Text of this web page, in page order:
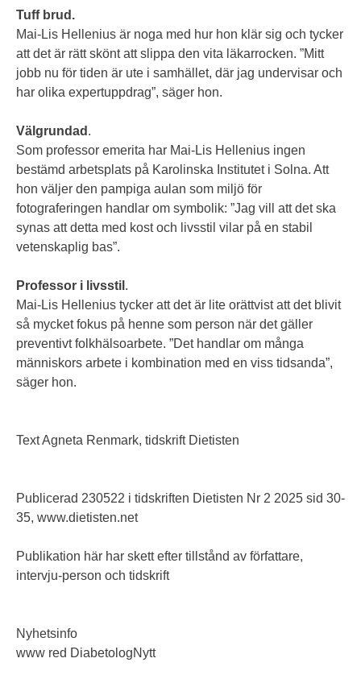
Tuff brud.
Mai-Lis Hellenius är noga med hur hon klär sig och tycker
att det är rätt skönt att slippa den vita läkarrocken. ”Mitt
jobb nu för tiden är ute i samhället, där jag undervisar och
har olika expertuppdrag”, säger hon.
Välgrundad .
Som professor emerita har Mai-Lis Hellenius ingen
bestämd arbetsplats på Karolinska Institutet i Solna. Att
hon väljer den pampiga aulan som miljö för
fotograferingen handlar om symbolik: ”Jag vill att det ska
synas att detta med kost och livsstil vilar på en stabil
vetenskaplig bas”.
Professor i livsstil .
Mai-Lis Hellenius tycker att det är lite orättvist att det blivit
så mycket fokus på henne som person när det gäller
preventivt folkhälsoarbete. ”Det handlar om många
människors arbete i kombination med en viss tidsanda”,
säger hon.
Text Agneta Renmark, tidskrift Dietisten
Publicerad 230522 i tidskriften Dietisten Nr 2 2025 sid 30-
35, www.dietisten.net
Publikation här har skett efter tillstånd av författare,
intervju-person och tidskrift
Nyhetsinfo
www red DiabetologNytt